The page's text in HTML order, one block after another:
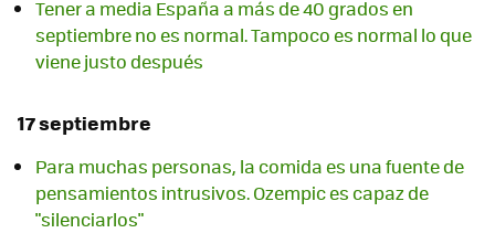
Tener a media España a más de 40 grados en
septiembre no es normal. Tampoco es normal lo que
viene justo después
17 septiembre
Para muchas personas, la comida es una fuente de
pensamientos intrusivos. Ozempic es capaz de
"silenciarlos"